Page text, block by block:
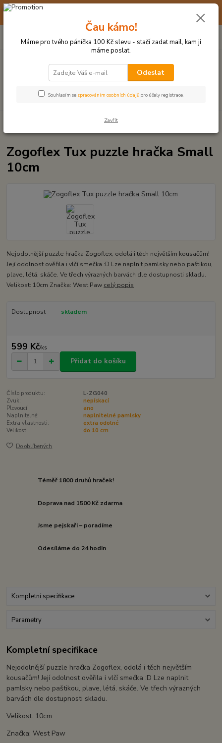
☀️ 10. - 14. SRPNA 2026 MÁME DOVOLENOU ☀️ OBJEDNÁVKY
Hledat
po–pá: 9–17 hod.
za0 Kč
HRAČKY Z TVRDÉ GUMY, PLASTU
Zogoflex Tux puzzle hračka Small
10cm
Nejodolnější puzzle hračka Zogoflex, odolá i těch největším kousačům!
Její odolnost ověřila i vlčí smečka :D Lze naplnit pamlsky nebo paštikou,
plave, létá, skáče. Ve třech výrazných barvách dle dostupnosti skladu.
Velikost: 10cm Značka: West Paw celý popis
Dostupnost skladem
599 Kč/ks
Přidat do košíku
Číslo produktu:
L-ZG040
Zvuk:
nepískací
Plovoucí:
ano
Naplnitelné:
naplnitelné pamlsky
Extra vlastnosti:
extra odolné
Velikost:
do 10 cm
Do oblíbených
Téměř 1800 druhů hraček!
Doprava nad 1500 Kč zdarma
Jsme pejskaři – poradíme
Odesíláme do 24 hodin
Kompletní specifikace
Parametry
Kompletní specifikace
Nejodolnější puzzle hračka Zogoflex, odolá i těch největším
kousačům! Její odolnost ověřila i vlčí smečka :D Lze naplnit
pamlsky nebo paštikou, plave, létá, skáče. Ve třech výrazných
barvách dle dostupnosti skladu.
Velikost: 10cm
Značka: West Paw
Čau kámo!
Máme pro tvého páníčka 100 Kč slevu - stačí zadat mail, kam ji
máme poslat.
Odeslat
Souhlasím se zpracováním osobních údajů pro účely registrace.
Zavřít